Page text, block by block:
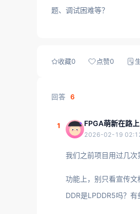
题、调试困难等？
收藏0 点赞0
回答 6
1 FPGA萌新在路上
2026-02-19
我们之前项目用过几次
功能上，别只看宣传
DDR是LPDDR5吗？有